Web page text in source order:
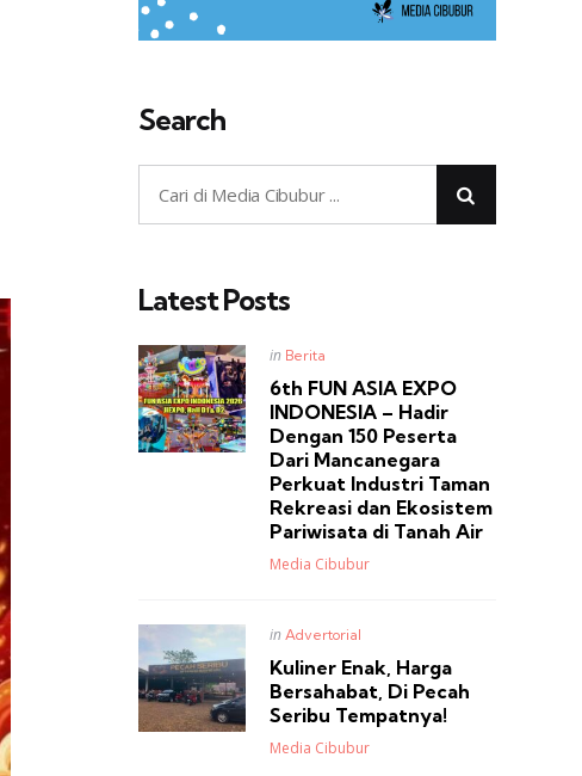
Search
Latest Posts
Posted
in
in Berita
6th FUN ASIA EXPO
INDONESIA – Hadir
Dengan 150 Peserta
Dari Mancanegara
Perkuat Industri Taman
Rekreasi dan Ekosistem
Pariwisata di Tanah Air
Posted
Media Cibubur
Posted
in Advertorial
Kuliner Enak, Harga
Bersahabat, Di Pecah
Seribu Tempatnya!
Posted
Media Cibubur